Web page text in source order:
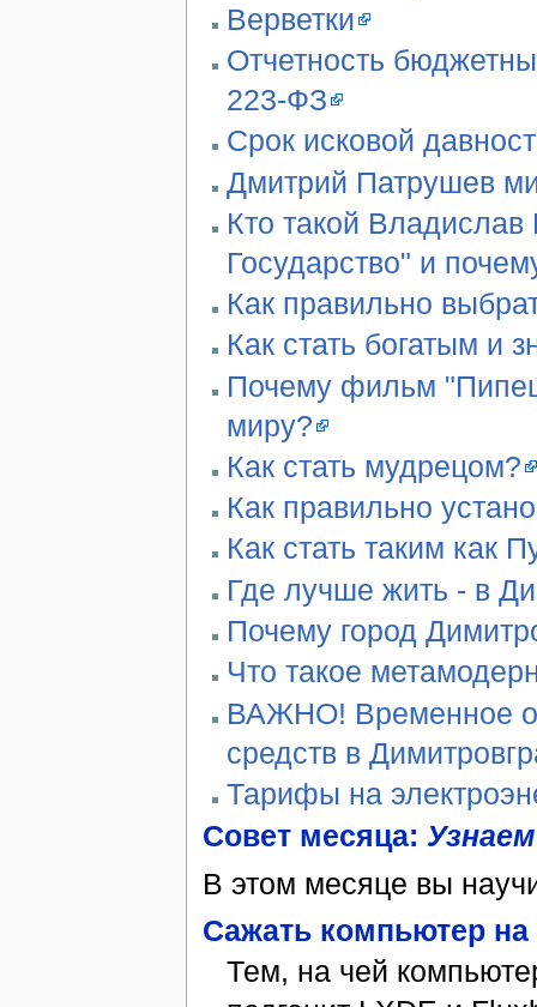
Верветки
Отчетность
223-ФЗ
Срок исковой
Дмитрий Патрушев
Кто такой
Государство" и
Как правильно
Как стать богатым и
Почему фильм
миру?
Как стать мудрецом?
Как правильно
Как стать таким как
Где лучше жить - в
Почему город
Что такое
ВАЖНО! Временное
средств в
Тарифы на
Совет месяца:
В этом месяце вы
Сажать компьютер на
Тем, на чей